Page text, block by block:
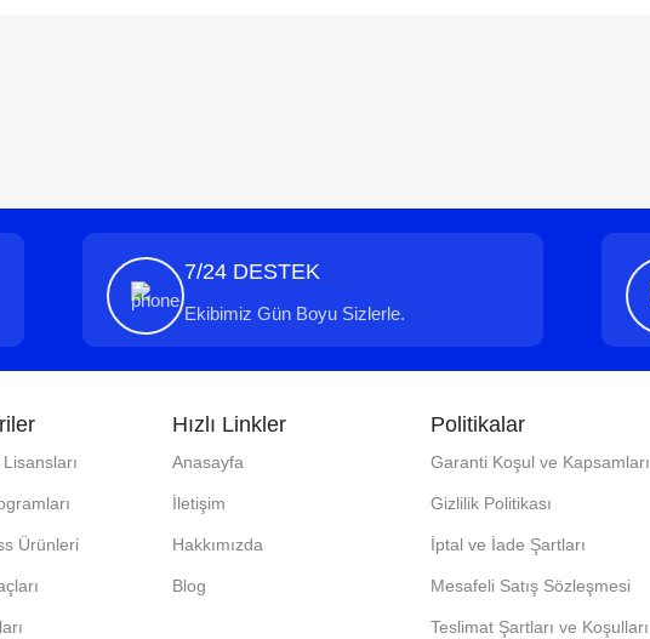
7/24 DESTEK
Ekibimiz Gün Boyu Sizlerle.
Ürünleri
Hızlı Linkler
Anasayfa
İletişim
Hakkımızda
Blog
Politikalar
Garanti Koşul ve Kapsamları
Gizlilik Politikası
İptal ve İade Şartları
Mesafeli Satış Sözleşmesi
Teslimat Şartları ve Koşulları